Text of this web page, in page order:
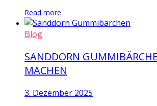
Read more
Blog
SANDDORN
MACHEN
3. Dezember 2025